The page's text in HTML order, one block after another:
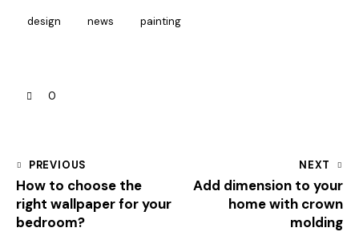
design news painting
0
PREVIOUS
How to choose the
right wallpaper for your
bedroom?
NEXT
Add dimension to your
home with crown
molding